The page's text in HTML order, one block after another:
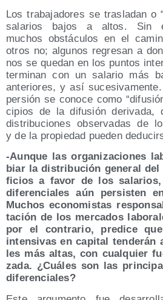
Los tra­ba­ja­do­res se tras­la­dan o
sala­rios bajos a altos. Sin
muchos obs­tácu­los en el
otros no; algu­nos regre­san a
nos se que­dan en los pun­tos
ter­mi­nan con un sala­rio más
ante­rio­res, y así
per­sión se cono­ce como
ci­pios de la difu­sión deri­va­da,
dis­tri­bu­cio­nes obser­va­das de
y de la pro­pie­dad pue­den
-Aun­que las orga­ni­za­cio­nes
biar la dis­tri­bu­ción gene­ral
fi­cios a favor de los
dife­ren­cia­les aún per­sis­ten
Muchos eco­no­mis­tas
ta­ción de los mer­ca­dos
por el con­tra­rio, pre­di­ce
inten­si­vas en capi­tal ten­de­rán
les más altas, con cual­quier
za­da. ¿Cuá­les son las
diferenciales?